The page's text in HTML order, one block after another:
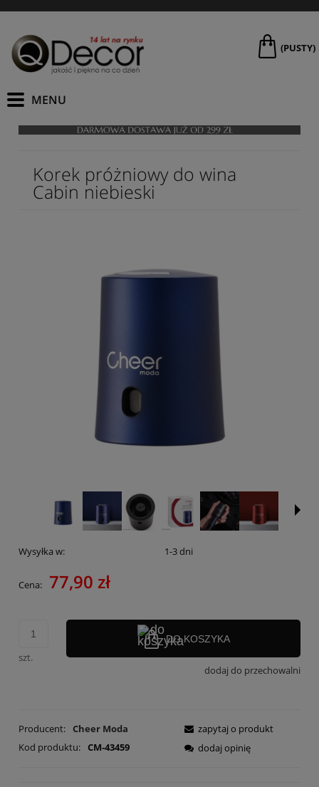
(PUSTY)
Korek próżniowy do wina
Cabin niebieski
Wysyłka w: 1-3 dni
Cena: 77,90 zł
szt.
DO KOSZYKA
dodaj do przechowalni
Producent: Cheer Moda
Kod produktu: CM-43459
zapytaj o produkt
dodaj opinię